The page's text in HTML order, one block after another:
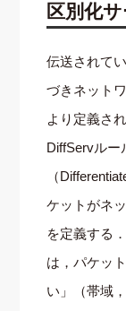
区別化
伝送されて
づきネット
より定義さ
DiffServルー
（
ケットがネ
を定義する
は，パケッ
い」（帯域